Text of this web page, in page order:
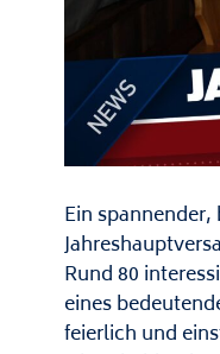
Ein
Rund 80
eines
feierlich und